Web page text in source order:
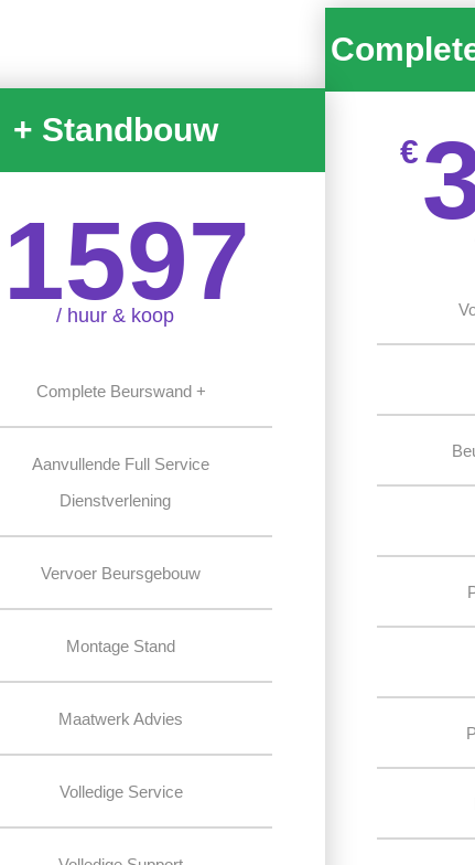
+ Standbouw
1597
/ huur & koop
Complete Beurswand +
Aanvullende Full Service
Dienstverlening
Vervoer Beursgebouw
Montage Stand
Maatwerk Advies
Volledige Service
€